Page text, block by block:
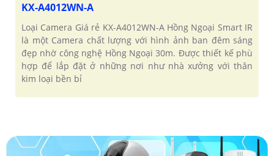
KX-A4012WN-A
Loại Camera Giá rẻ KX-A4012WN-A Hồng Ngoại Smart IR
là một Camera chất lượng với hình ảnh ban đêm sáng
đẹp nhờ công nghệ Hồng Ngoại 30m. Được thiết kế phù
hợp để lắp đặt ở những nơi như nhà xưởng với thân
kim loại bền bỉ